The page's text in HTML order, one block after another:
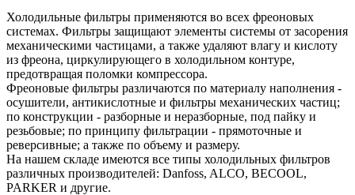
Холодильные фильтры применяются во всех фреоновых
системах. Фильтры защищают элементы системы от засорения
механическими частицами, а также удаляют влагу и кислоту
из фреона, циркулирующего в холодильном контуре,
предотвращая поломки компрессора.
Фреоновые фильтры различаются по материалу наполнения -
осушители, антикислотные и фильтры механических частиц;
по конструкции - разборные и неразборные, под пайку и
резьбовые; по принципу фильтрации - прямоточные и
реверсивные; а также по объему и размеру.
На нашем складе имеются все типы холодильных фильтров
различных производителей: Danfoss, ALCO, BECOOL,
PARKER и другие.